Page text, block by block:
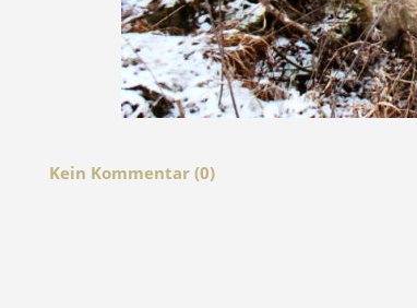
Kein Kommentar (0)